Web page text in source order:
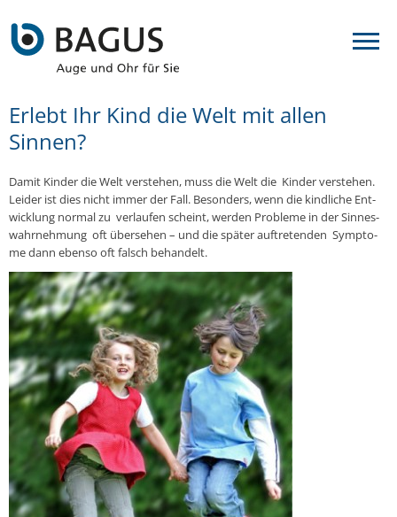
Erlebt Ihr Kind die Welt mit allen
Sinnen?
Damit Kinder die Welt ver­ste­hen, muss die Welt die Kinder ver­ste­hen.
Leider ist dies nicht immer der Fall. Be­son­ders, wenn die kind­li­che Ent­
wick­lung normal zu ver­lau­fen scheint, werden Pro­ble­me in der Sin­nes­
wahr­neh­mung oft über­se­hen – und die später auf­tre­ten­den Sym­pto­
me dann ebenso oft falsch be­han­delt.